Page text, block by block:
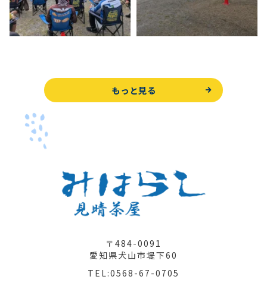
もっと見る
〒484-0091
愛知県犬山市堤下60
TEL:0568-67-0705